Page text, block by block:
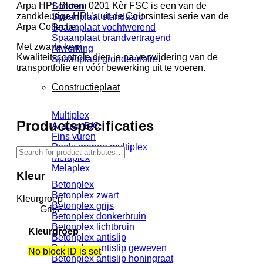
Soorten
Spaanplaat standaard
Spaanplaat vochtwerend
Spaanplaat brandvertragend
Afwerking
Spaanplaat grondeerfolie
Constructieplaat
Multiplex
Arauco B/C
Fins vuren
Pools grenen multiplex
Melaplex
Melaplex
Betonplex
Betonplex zwart
Betonplex grijs
Betonplex donkerbruin
Betonplex lichtbruin
Betonplex antislip
Betonplex antislip geweven
Betonplex antislip honingraat
Arpa HPL Bloom 0201 Kèr FSC is een van de
zandkleurigeHPL’s uit de Colorsintesi serie van de
Arpa Collectie.
Met zwarte kern
Kwaliteitscontrole dien je na verwijdering van de
transportfolie en vóór bewerking uit te voeren.
Productspecificaties
Kleur
Kleurgroep
Grijs
Kleurgroep
No block ID is set